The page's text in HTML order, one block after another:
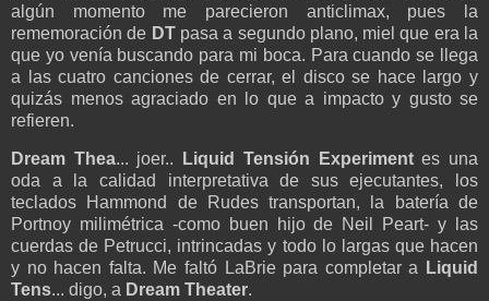
algún momento me parecieron anticlimax, pues la
rememoración de DTpasa a segundo plano, miel que era la
que yo venía buscando para mi boca. Para cuando se llega
a las cuatro canciones de cerrar, el disco se hace largo y
quizás menos agraciado en lo que a impacto y gusto se
refieren.
Dream Thea... joer.. Liquid Tensión Experimentes una
oda a la calidad interpretativa de sus ejecutantes, los
teclados Hammond de Rudes transportan, la batería de
Portnoy milimétrica -como buen hijo de Neil Peart- y las
cuerdas de Petrucci, intrincadas y todo lo largas que hacen
y no hacen falta. Me faltó LaBrie para completar a
Liquid
Tens... digo, a Dream Theater.